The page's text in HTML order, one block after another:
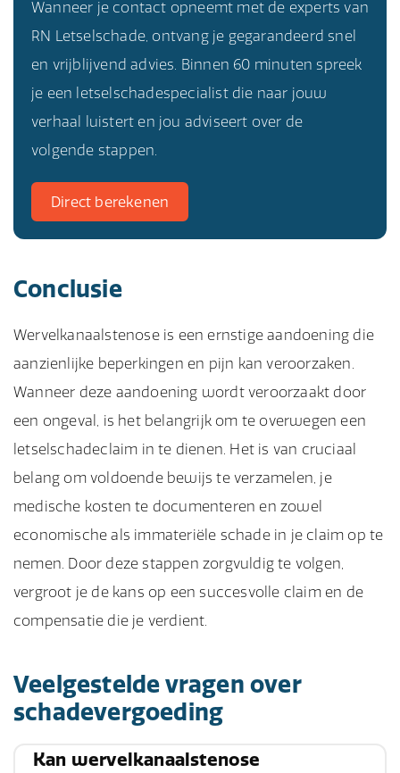
Wanneer je contact opneemt met de experts van
RN Letselschade, ontvang je gegarandeerd snel
en vrijblijvend advies. Binnen 60 minuten spreek
je een letselschadespecialist die naar jouw
verhaal luistert en jou adviseert over de
volgende stappen.
Direct berekenen
Conclusie
Wervelkanaalstenose is een ernstige aandoening die
aanzienlijke beperkingen en pijn kan veroorzaken.
Wanneer deze aandoening wordt veroorzaakt door
een ongeval, is het belangrijk om te overwegen een
letselschadeclaim in te dienen. Het is van cruciaal
belang om voldoende bewijs te verzamelen, je
medische kosten te documenteren en zowel
economische als immateriële schade in je claim op te
nemen. Door deze stappen zorgvuldig te volgen,
vergroot je de kans op een succesvolle claim en de
compensatie die je verdient.
Veelgestelde vragen over
schadevergoeding
Kan wervelkanaalstenose